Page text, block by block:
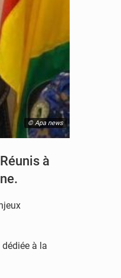
© Apa news
à
à la